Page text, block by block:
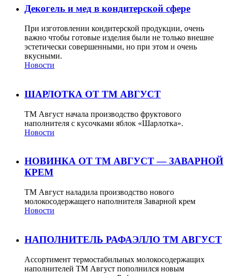
Декогель и мед в кондитерской сфере
При изготовлении кондитерской продукции, очень
важно чтобы готовые изделия были не только внешне
эстетически совершенными, но при этом и очень
вкусными.
Новости
ШАРЛОТКА ОТ ТМ АВГУСТ
ТМ Август начала производство фруктового
наполнителя с кусочками яблок «Шарлотка».
Новости
НОВИНКА ОТ ТМ АВГУСТ — ЗАВАРНОЙ
КРЕМ
ТМ Август наладила производство нового
молокосодержащего наполнителя Заварной крем
Новости
НАПОЛНИТЕЛЬ РАФАЭЛЛО ТМ АВГУСТ
Ассортимент термостабильных молокосодержащих
наполнителей ТМ Август пополнился новым